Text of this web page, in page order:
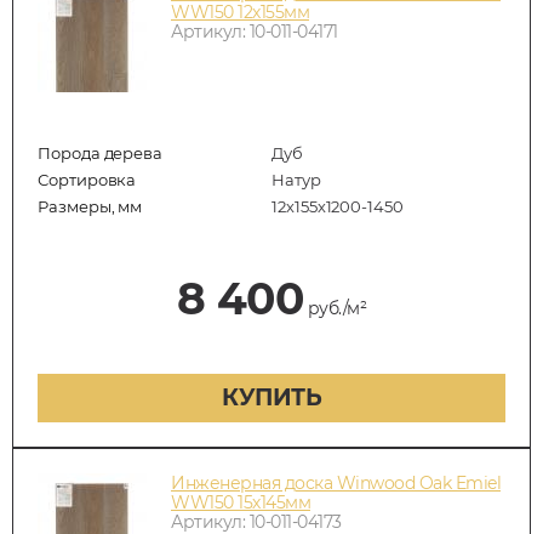
WW150 12х155мм
Артикул: 10-011-04171
Порода дерева
Дуб
Сортировка
Натур
Размеры, мм
12х155х1200-1450
8 400 руб./м²
КУПИТЬ
Инженерная доска Winwood Oak Emiel
WW150 15х145мм
Артикул: 10-011-04173